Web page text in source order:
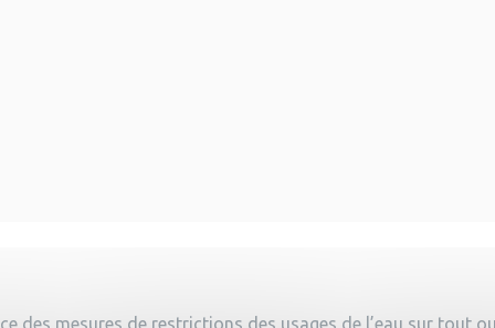
des mesures de restrictions des usages de l’eau sur tout